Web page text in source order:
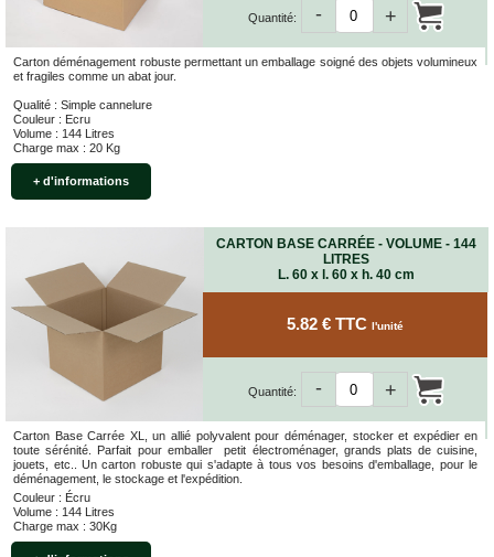
Carton déménagement robuste permettant un emballage soigné des objets volumineux
et fragiles comme un abat jour.
Qualité : Simple cannelure
Couleur : Ecru
Volume : 144 Litres
Charge max : 20 Kg
+ d'informations
Quantité: +
-
CARTON BASE CARRÉE - VOLUME - 144
LITRES
L. 60 x l. 60 x h. 40 cm
Carton Base Carrée XL, un allié polyvalent pour déménager, stocker et expédier en
toute sérénité. Parfait pour emballer petit électroménager, grands plats de cuisine,
jouets, etc.. Un carton robuste qui s'adapte à tous vos besoins d'emballage, pour le
déménagement, le stockage et l'expédition.
Couleur : Écru
Volume : 144 Litres
Charge max : 30Kg
5.82 € TTC l'unité
Quantité: +
-